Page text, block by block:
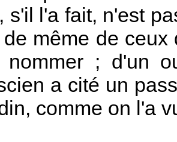
s'il l'a fait, n'est
de même de
nommer ; d'un
a cité un
comme on l'a